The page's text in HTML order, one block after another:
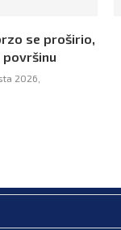
se proširio,
2026,